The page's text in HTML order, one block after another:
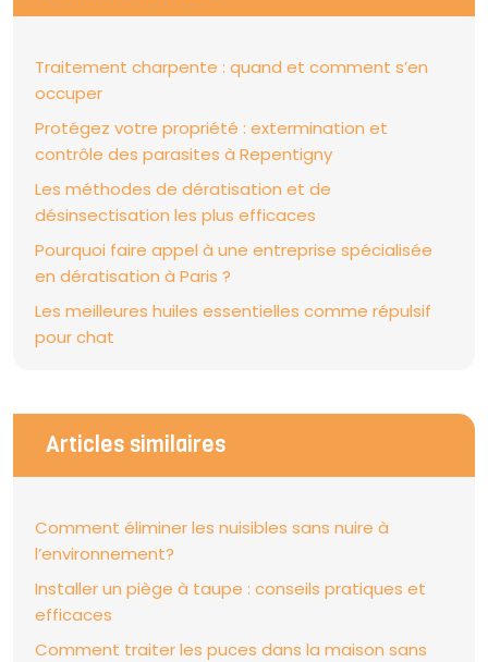
Traitement charpente : quand et comment s’en
occuper
Protégez votre propriété : extermination et
contrôle des parasites à Repentigny
Les méthodes de dératisation et de
désinsectisation les plus efficaces
Pourquoi faire appel à une entreprise spécialisée
en dératisation à Paris ?
Les meilleures huiles essentielles comme répulsif
pour chat
Articles similaires
Comment éliminer les nuisibles sans nuire à
l’environnement?
Installer un piège à taupe : conseils pratiques et
efficaces
Comment traiter les puces dans la maison sans